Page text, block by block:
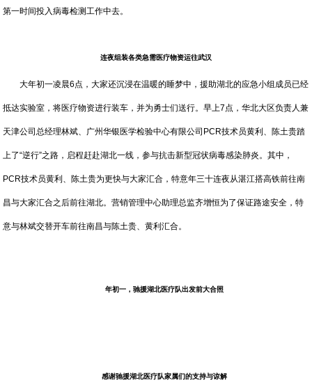
第一时间投入病毒检测工作中去。
连夜组装各类急需医疗物资运往武汉
大年初一凌晨6点，大家还沉浸在温暖的睡梦中，援助湖北的应急小组成员已经
抵达实验室，将医疗物资进行装车，并为勇士们送行。早上7点，华北大区负责人兼
天津公司总经理林斌、广州华银医学检验中心有限公司PCR技术员黄利、陈土贵踏
上了“逆行”之路，启程赶赴湖北一线，参与抗击新型冠状病毒感染肺炎。其中，
PCR技术员黄利、陈土贵为更快与大家汇合，特意年三十连夜从湛江搭高铁前往南
昌与大家汇合之后前往湖北。营销管理中心助理总监齐增恒为了保证路途安全，特
意与林斌交替开车前往南昌与陈土贵、黄利汇合。
年初一，驰援湖北医疗队出发前大合照
感谢驰援湖北医疗队家属们的支持与谅解